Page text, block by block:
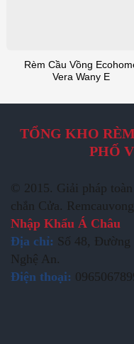
Rèm Cầu Vồng
Vera Wany E
TỔNG KHO
PHỐ
© 2015. Giải pháp
chắn Cửa.
Nhập Khẩu Á Châu
Địa chỉ: Số 48, Đường
Nghệ An.
Điện thoại: